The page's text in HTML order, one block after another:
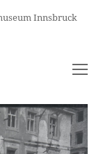
Innsbruck